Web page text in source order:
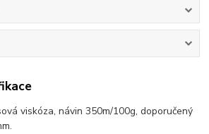
viskóza, návin 350m/100g, doporučený